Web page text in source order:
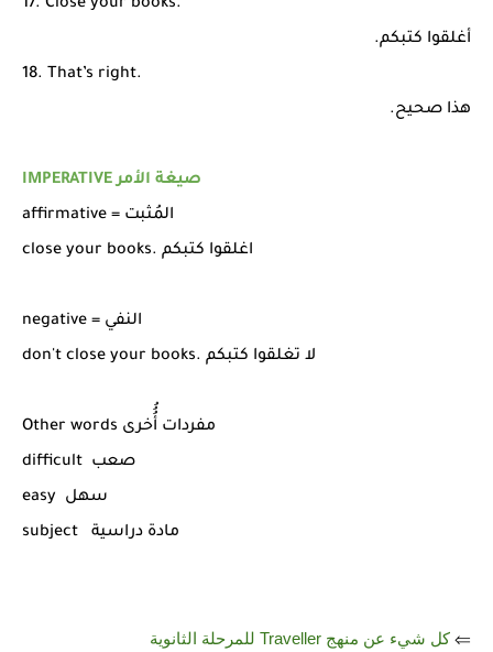
17. Close your books.
أغلقوا كتبكم.
18. That’s right.
هذا صحيح.
IMPERATIVE صيغة الأمر
affirmative = المُثبت
close your books. اغلقوا كتبكم
negative = النفي
don't close your books. لا تغلقوا كتبكم
Other words مفردات أُُُخرى
difficult صعب
easy سهل
subject مادة دراسية
⇐ كل شيء عن منهج Traveller للمرحلة الثانوية